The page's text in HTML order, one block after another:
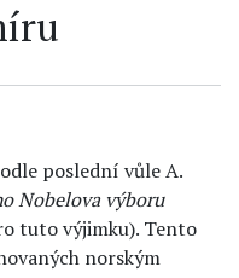
poslední vůle A.
Nobelova výboru
tuto výjimku). Tento
norským